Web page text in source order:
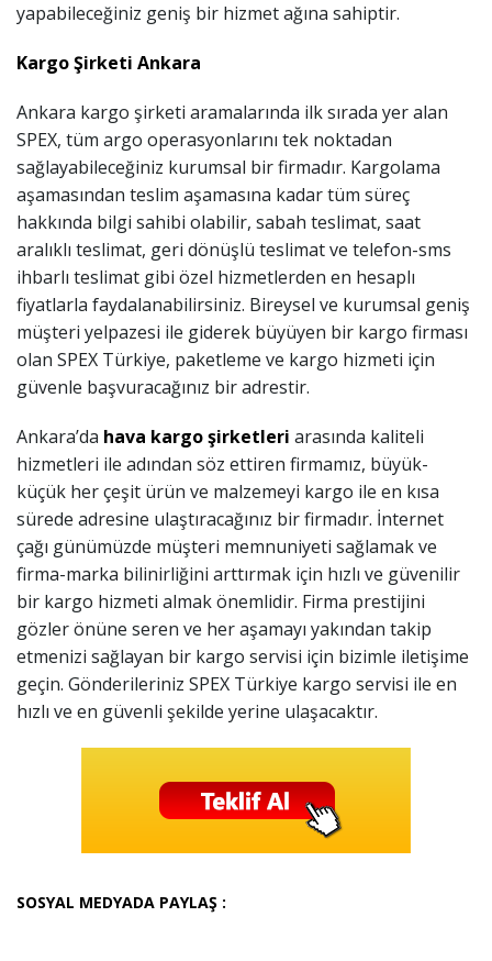
yapabileceğiniz geniş bir hizmet ağına sahiptir.
Kargo Şirketi Ankara
Ankara kargo şirketi aramalarında ilk sırada yer alan
SPEX, tüm argo operasyonlarını tek noktadan
sağlayabileceğiniz kurumsal bir firmadır. Kargolama
aşamasından teslim aşamasına kadar tüm süreç
hakkında bilgi sahibi olabilir, sabah teslimat, saat
aralıklı teslimat, geri dönüşlü teslimat ve telefon-sms
ihbarlı teslimat gibi özel hizmetlerden en hesaplı
fiyatlarla faydalanabilirsiniz. Bireysel ve kurumsal geniş
müşteri yelpazesi ile giderek büyüyen bir kargo firması
olan SPEX Türkiye, paketleme ve kargo hizmeti için
güvenle başvuracağınız bir adrestir.
Ankara’da hava kargo şirketleri arasında kaliteli
hizmetleri ile adından söz ettiren firmamız, büyük-
küçük her çeşit ürün ve malzemeyi kargo ile en kısa
sürede adresine ulaştıracağınız bir firmadır. İnternet
çağı günümüzde müşteri memnuniyeti sağlamak ve
firma-marka bilinirliğini arttırmak için hızlı ve güvenilir
bir kargo hizmeti almak önemlidir. Firma prestijini
gözler önüne seren ve her aşamayı yakından takip
etmenizi sağlayan bir kargo servisi için bizimle iletişime
geçin. Gönderileriniz SPEX Türkiye kargo servisi ile en
hızlı ve en güvenli şekilde yerine ulaşacaktır.
SOSYAL MEDYADA PAYLAŞ :